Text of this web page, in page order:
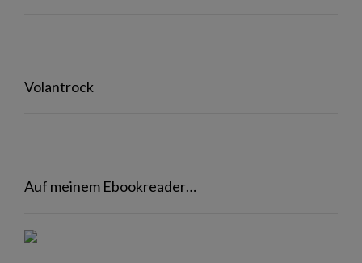
Volantrock
Auf meinem Ebookreader…